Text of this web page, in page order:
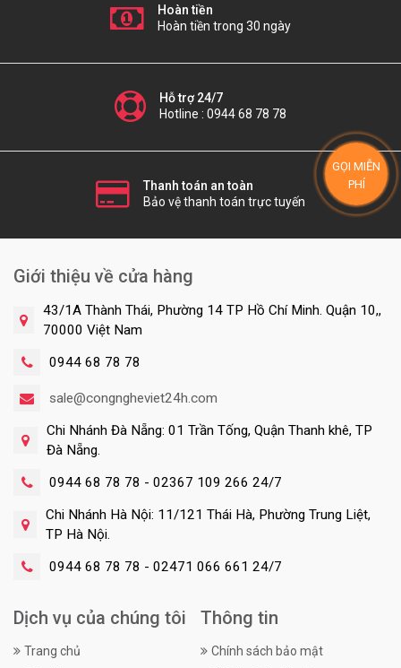
Hoàn tiền
Hoàn tiền trong 30 ngày
Hỗ trợ 24/7
Hotline : 0944 68 78 78
Thanh toán an toàn
Bảo vệ thanh toán trực tuyến
Giới thiệu về cửa hàng
43/1A Thành Thái, Phường 14 TP Hồ Chí Minh. Quận 10,,
70000 Việt Nam
0944 68 78 78
sale@congngheviet24h.com
Chi Nhánh Đà Nẵng: 01 Trần Tống, Quận Thanh khê, TP
Đà Nẵng.
0944 68 78 78 - 02367 109 266 24/7
Chi Nhánh Hà Nội: 11/121 Thái Hà, Phường Trung Liệt,
TP Hà Nội.
0944 68 78 78 - 02471 066 661 24/7
Dịch vụ của chúng tôi
Trang chủ
Thông tin
Chính sách bảo mật
GỌI MIỄN
PHÍ